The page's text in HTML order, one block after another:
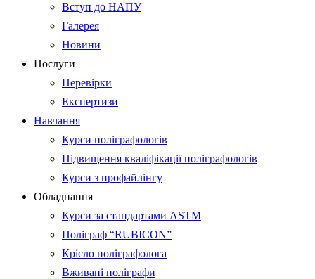
Вступ до НАПУ
Галерея
Новини
Послуги
Перевірки
Експертизи
Навчання
Курси поліграфологів
Підвищення кваліфікації поліграфологів
Курси з профайлінгу
Обладнання
Курси за стандартами ASTM
Поліграф “RUBICON”
Крісло поліграфолога
Вживані поліграфи